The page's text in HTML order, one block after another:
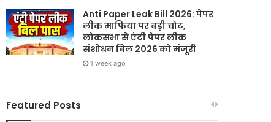
Anti Paper Leak Bill 2026: पेपर
लीक माफिया पर बड़ी चोट,
लोकसभा से एंटी पेपर लीक
संशोधन बिल 2026 को मंजूरी
1 week ago
Featured Posts